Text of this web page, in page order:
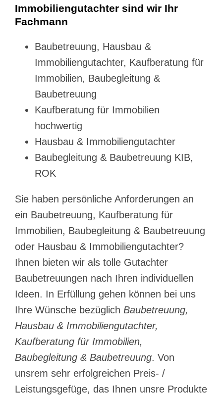
Immobiliengutachter sind wir Ihr
Fachmann
Baubetreuung, Hausbau &
Immobiliengutachter, Kaufberatung für
Immobilien, Baubegleitung &
Baubetreuung
Kaufberatung für Immobilien
hochwertig
Hausbau & Immobiliengutachter
Baubegleitung & Baubetreuung KIB,
ROK
Sie haben persönliche Anforderungen an
ein Baubetreuung, Kaufberatung für
Immobilien, Baubegleitung & Baubetreuung
oder Hausbau & Immobiliengutachter?
Ihnen bieten wir als tolle Gutachter
Baubetreuungen nach Ihren individuellen
Ideen. In Erfüllung gehen können bei uns
Ihre Wünsche bezüglich Baubetreuung,
Hausbau & Immobiliengutachter,
Kaufberatung für Immobilien,
Baubegleitung & Baubetreuung. Von
unsrem sehr erfolgreichen Preis- /
Leistungsgefüge, das Ihnen unsre Produkte